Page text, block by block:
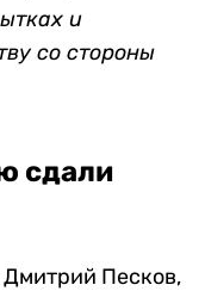
и
со стороны
сдали
Песков,